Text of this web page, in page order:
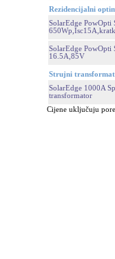
Rezidencijalni
SolarEdge PowOpti
SolarEdge PowOpti
16.5A,85V
Strujni
SolarEdge 1000A
transformator
Cijene uključuju